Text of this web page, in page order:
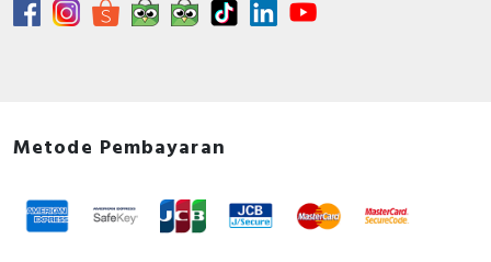
Metode Pembayaran